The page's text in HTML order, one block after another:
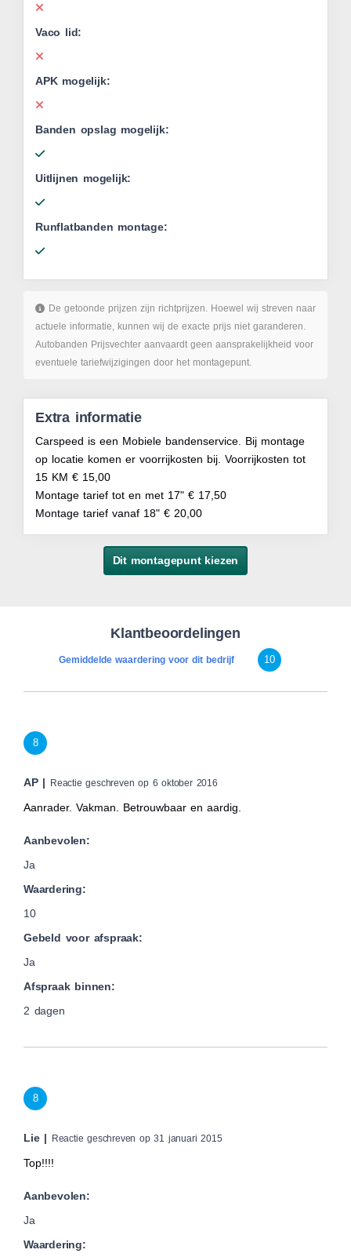
Vaco lid:
APK mogelijk:
Banden opslag mogelijk:
Uitlijnen mogelijk:
Runflatbanden montage:
De getoonde prijzen zijn richtprijzen. Hoewel wij streven naar
actuele informatie, kunnen wij de exacte prijs niet garanderen.
Autobanden Prijsvechter aanvaardt geen aansprakelijkheid voor
eventuele tariefwijzigingen door het montagepunt.
Extra informatie
Carspeed is een Mobiele bandenservice. Bij montage
op locatie komen er voorrijkosten bij. Voorrijkosten tot
15 KM € 15,00
Montage tarief tot en met 17" € 17,50
Montage tarief vanaf 18" € 20,00
Dit montagepunt kiezen
Klantbeoordelingen
Gemiddelde waardering voor dit bedrijf 10
8
AP | Reactie geschreven op 6 oktober 2016
Aanrader. Vakman. Betrouwbaar en aardig.
Aanbevolen:
Ja
Waardering:
10
Gebeld voor afspraak:
Ja
Afspraak binnen:
2 dagen
8
Lie | Reactie geschreven op 31 januari 2015
Top!!!!
Aanbevolen:
Ja
Waardering: